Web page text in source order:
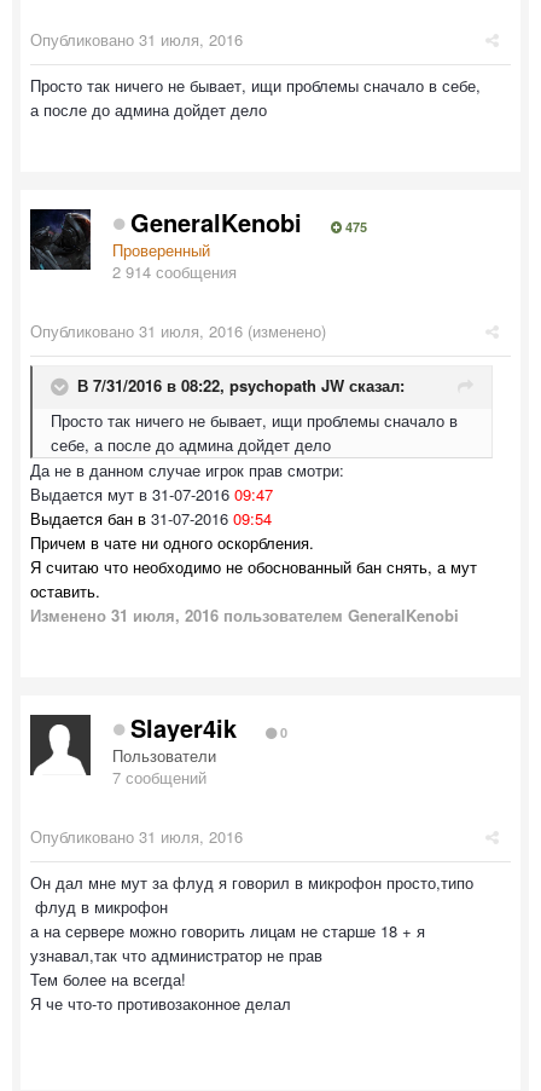
Опубликовано 31 июля, 2016
Просто так ничего не бывает, ищи проблемы сначало в себе,
а после до админа дойдет дело
GeneralKenobi 475
Проверенный
2 914 сообщения
Опубликовано 31 июля, 2016 (изменено)
В 7/31/2016 в 08:22, psychopath JW сказал:
Просто так ничего не бывает, ищи проблемы сначало в
себе, а после до админа дойдет дело
Да не в данном случае игрок прав смотри:
Выдается мут в 31-07-2016 09:47
Выдается бан в 31-07-2016 09:54
Причем в чате ни одного оскорбления.
Я считаю что необходимо не обоснованный бан снять, а мут
оставить.
Изменено 31 июля, 2016 пользователем GeneralKenobi
Slayer4ik 0
Пользователи
7 сообщений
Опубликовано 31 июля, 2016
Он дал мне мут за флуд я говорил в микрофон просто,типо
флуд в микрофон
а на сервере можно говорить лицам не старше 18 + я
узнавал,так что администратор не прав
Тем более на всегда!
Я че что-то противозаконное делал